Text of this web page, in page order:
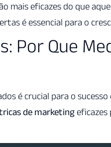
mais eficazes do que
é essencial para o
Por Que
é crucial para o
de marketing eficazes